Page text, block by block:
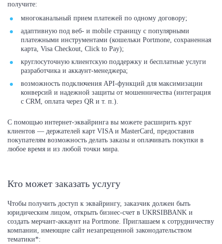
получите:
многоканальный прием платежей по одному договору;
адаптивную под веб- и mobile страницу с популярными
платежными инструментами (кошельки Portmone, сохраненная
карта, Visa Checkout, Click to Pay);
круглосуточную клиентскую поддержку и бесплатные услуги
разработчика и аккаунт-менеджера;
возможность подключения API-функций для максимизации
конверсий и надежной защиты от мошенничества (интеграция
с CRM, оплата через QR и т. п.).
С помощью интернет-эквайринга вы можете расширить круг
клиентов — держателей карт VISA и MasterCard, предоставив
покупателям возможность делать заказы и оплачивать покупки в
любое время и из любой точки мира.
Кто может заказать услугу
Чтобы получить доступ к эквайрингу, заказчик должен быть
юридическим лицом, открыть бизнес-счет в UKRSIBBANK и
создать мерчант-аккаунт на Portmone. Приглашаем к сотрудничеству
компании, имеющие сайт незапрещенной законодательством
тематики*: